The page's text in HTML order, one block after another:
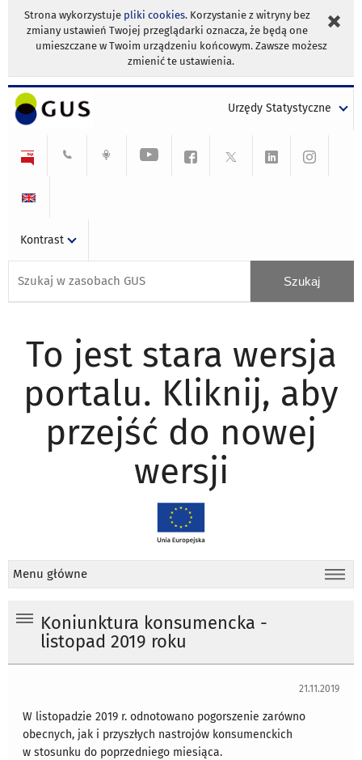
Strona wykorzystuje pliki cookies. Korzystanie z witryny bez
zmiany ustawień Twojej przeglądarki oznacza, że będą one
umieszczane w Twoim urządzeniu końcowym. Zawsze możesz
zmienić te ustawienia.
Urzędy Statystyczne
Kontrast
To jest stara wersja
portalu. Kliknij, aby
przejść do nowej
wersji
Menu główne
Koniunktura konsumencka -
listopad 2019 roku
21.11.2019
W listopadzie 2019 r. odnotowano pogorszenie zarówno
obecnych, jak i przyszłych nastrojów konsumenckich
w stosunku do poprzedniego miesiąca.